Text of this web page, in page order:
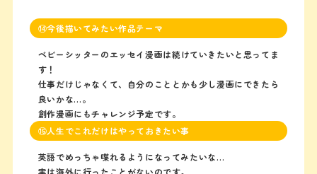
⑭今後描いてみたい作品テーマ
ベビーシッターのエッセイ漫画は続けていきたいと思ってま
す！
仕事だけじゃなくて、自分のこととかも少し漫画にできたら
良いかな…。
創作漫画にもチャレンジ予定です。
⑮人生でこれだけはやっておきたい事
英語でめっちゃ喋れるようになってみたいな…
実は海外に行ったことがないのです。